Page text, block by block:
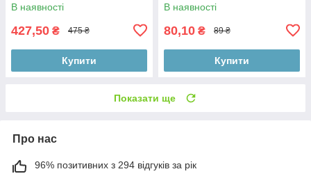
В наявності
427,50 ₴ 475 ₴
Купити
В наявності
80,10 ₴ 89 ₴
Купити
Показати ще
Про нас
96% позитивних з 294 відгуків за рік